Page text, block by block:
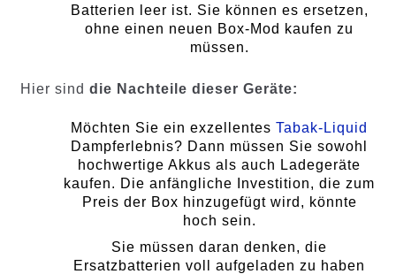
Batterien leer ist. Sie können es ersetzen,
ohne einen neuen Box-Mod kaufen zu
müssen.
Hier sind die Nachteile dieser Geräte:
Möchten Sie ein exzellentes Tabak-Liquid
Dampferlebnis? Dann müssen Sie sowohl
hochwertige Akkus als auch Ladegeräte
kaufen. Die anfängliche Investition, die zum
Preis der Box hinzugefügt wird, könnte
hoch sein.
Sie müssen daran denken, die
Ersatzbatterien voll aufgeladen zu haben